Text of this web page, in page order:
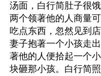
汤面，白行简肚子很
两个领著他的人商量
吃点东西，忽然见到
妻子抱著一个小孩走
著他的人便拾起一个
块砸那小孩。白行简